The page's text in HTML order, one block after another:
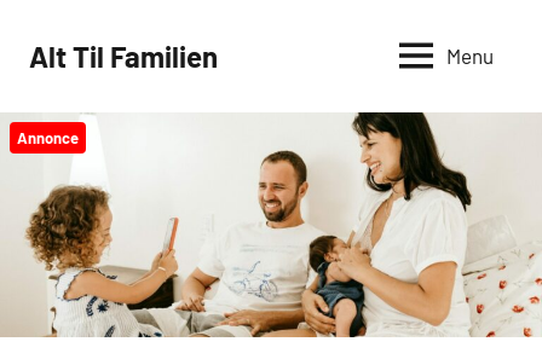
Alt Til Familien Menu
Annonce